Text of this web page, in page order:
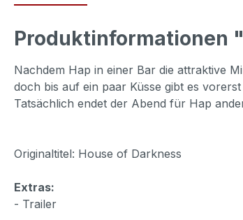
Produktinformationen
Nachdem Hap in einer Bar die attraktive
doch bis auf ein paar Küsse gibt es
Tatsächlich endet der Abend für Hap
Originaltitel: House of Darkness
Extras:
- Trailer